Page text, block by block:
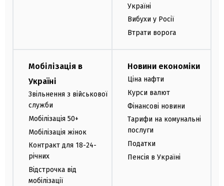
Україні
Вибухи у Росії
Втрати ворога
Мобілізація в
Україні
Звільнення з військової
служби
Мобілізація 50+
Мобілізація жінок
Контракт для 18-24-
річних
Відстрочка від
мобілізації
Новини економіки
Ціна нафти
Курси валют
Фінансові новини
Тарифи на комунальні
послуги
Податки
Пенсія в Україні